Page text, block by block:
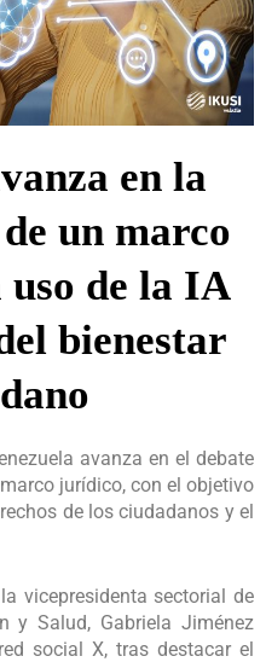
en la
un marco
de la IA
bienestar
avanza en el debate
jurídico, con el objetivo
de los ciudadanos y el
vicepresidenta sectorial de
y Salud, Gabriela Jiménez
social X, tras destacar el